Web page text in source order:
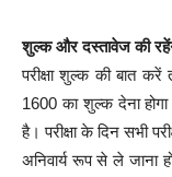
शुल्क और दस्तावेज की
परीक्षा शुल्क की बात करें
1600 का शुल्क देना होगा
है। परीक्षा के दिन सभी
अनिवार्य रूप से ले जाना